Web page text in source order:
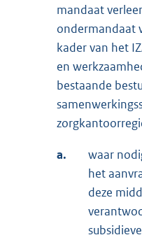
mandaat
ondermandaat
kader van het
en
bestaande
a.
waar
het
deze